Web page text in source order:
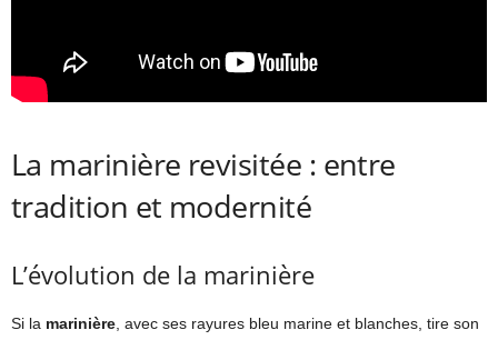
La marinière revisitée : entre
tradition et modernité
L’évolution de la marinière
Si la marinière , avec ses rayures bleu marine et blanches, tire son